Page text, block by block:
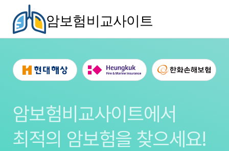
암보험비교사이트
암보험비교사이트에서
최적의 암보험을 찾으세요!